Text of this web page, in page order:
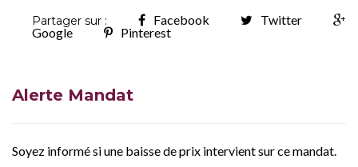
Partager sur : Facebook
Twitter
Google
Pinterest
Alerte Mandat
Soyez informé si une baisse de prix intervient sur ce mandat.